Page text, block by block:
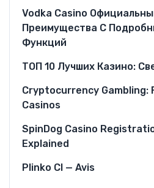
Vodka Casino
Преимущества С
Функций
ТОП 10 Лучших Казино:
Cryptocurrency Gambling:
Casinos
SpinDog Casino
Explained
Plinko CI — Avis